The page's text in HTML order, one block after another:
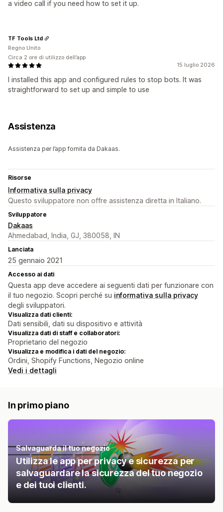
a video call if you need how to set it up.
15 luglio 2026
I installed this app and configured rules to stop bots. It was
straightforward to set up and simple to use
TF Tools Ltd
Regno Unito
Circa 2 ore di utilizzo dell’app
Assistenza
Assistenza per l’app fornita da Dakaas.
Risorse
Informativa sulla privacy
Questo sviluppatore non offre assistenza diretta in Italiano.
Sviluppatore
Dakaas
Ahmedabad, India, GJ, 380058, IN
Lanciata
25 gennaio 2021
Accesso ai dati
Questa app deve accedere ai seguenti dati per funzionare con
il tuo negozio. Scopri perché su informativa sulla privacy
degli sviluppatori.
Visualizza dati clienti:
Dati sensibili, dati su dispositivo e attività
Visualizza dati di staff e collaboratori:
Proprietario del negozio
Visualizza e modifica i dati del negozio:
Ordini, Shopify Functions, Negozio online
Vedi i dettagli
In primo piano
Salvaguarda il tuo negozio
Utilizza le app per privacy e sicurezza per
salvaguardare la sicurezza del tuo negozio
e dei tuoi clienti.